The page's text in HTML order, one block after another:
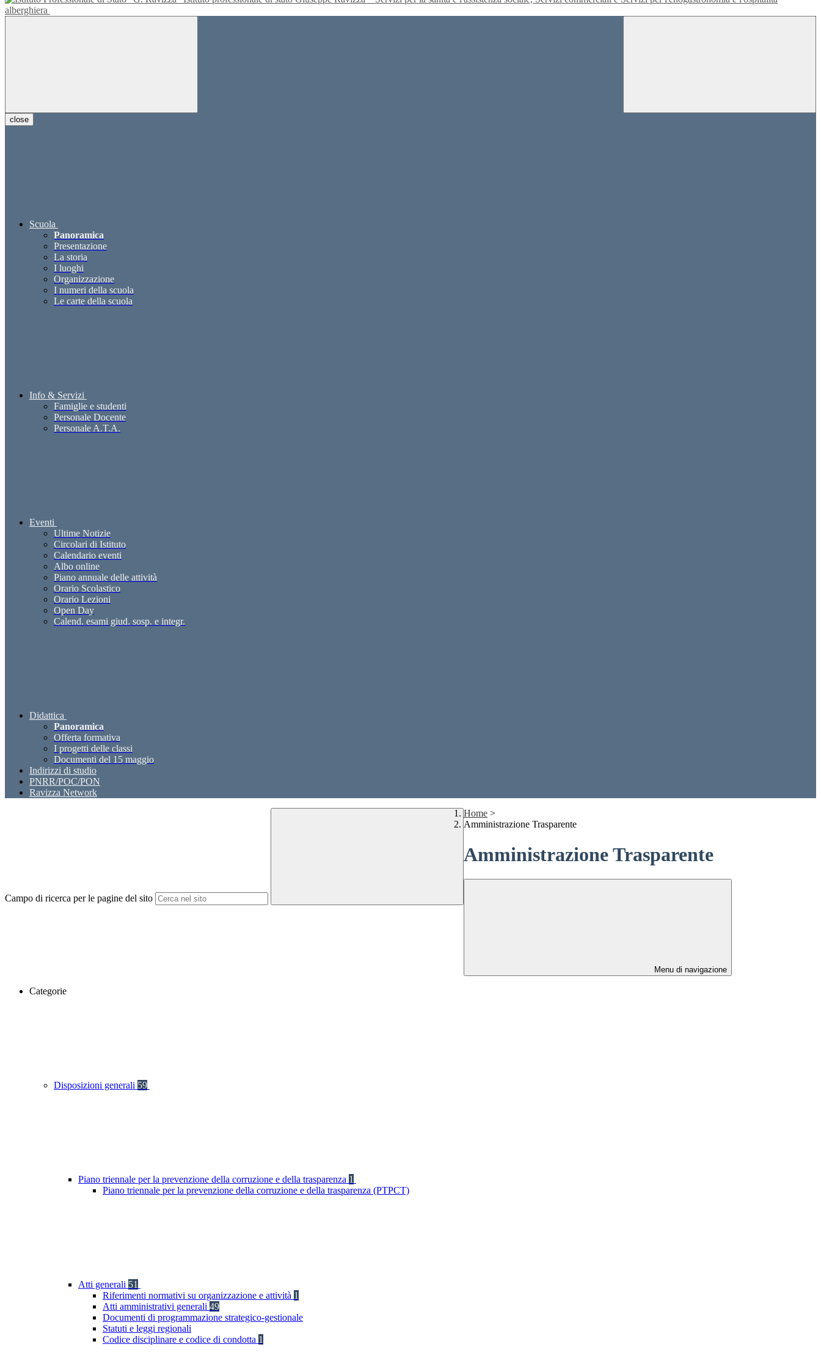
alberghiera
close
Scuola
Panoramica
Presentazione
La storia
I luoghi
Organizzazione
I numeri della scuola
Le carte della scuola
Info & Servizi
Famiglie e studenti
Personale Docente
Personale A.T.A.
Eventi
Ultime Notizie
Circolari di Istituto
Calendario eventi
Albo online
Piano annuale delle attività
Orario Scolastico
Orario Lezioni
Open Day
Calend. esami giud. sosp. e integr.
Didattica
Panoramica
Offerta formativa
I progetti delle classi
Documenti del 15 maggio
Indirizzi di studio
PNRR/POC/PON
Ravizza Network
Campo di ricerca per le pagine del sito
Home >
Amministrazione Trasparente
Amministrazione Trasparente
Menu di navigazione
Categorie
Disposizioni generali 59
Piano triennale per la prevenzione della corruzione e della trasparenza 1
Piano triennale per la prevenzione della corruzione e della trasparenza (PTPCT)
Atti generali 51
Riferimenti normativi su organizzazione e attività 1
Atti amministrativi generali 49
Documenti di programmazione strategico-gestionale
Statuti e leggi regionali
Codice disciplinare e codice di condotta 1